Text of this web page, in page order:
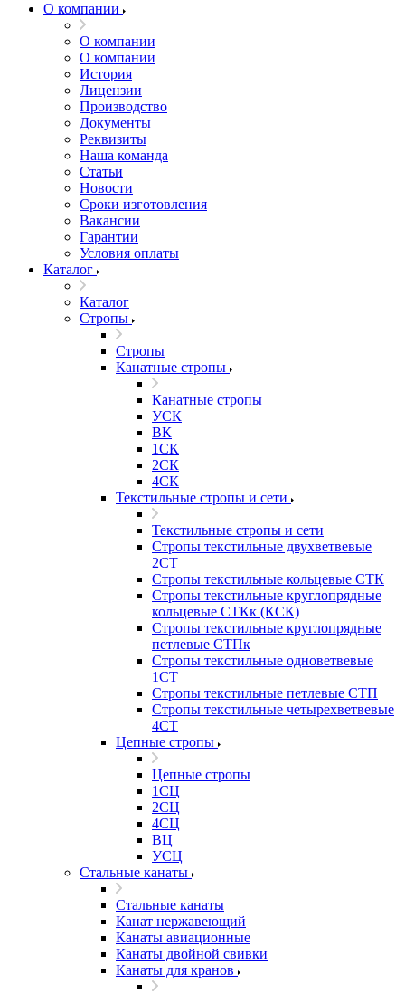
О компании
О компании
О компании
История
Лицензии
Производство
Документы
Реквизиты
Наша команда
Статьи
Новости
Сроки изготовления
Вакансии
Гарантии
Условия оплаты
Каталог
Каталог
Стропы
Стропы
Канатные стропы
Канатные стропы
УСК
ВК
1СК
2СК
4СК
Текстильные стропы и сети
Текстильные стропы и сети
Стропы текстильные двухветвевые
2СТ
Стропы текстильные кольцевые СТК
Стропы текстильные круглопрядные
кольцевые СТКк (КСК)
Стропы текстильные круглопрядные
петлевые СТПк
Стропы текстильные одноветвевые
1СТ
Стропы текстильные петлевые СТП
Стропы текстильные четырехветвевые
4СТ
Цепные стропы
Цепные стропы
1СЦ
2СЦ
4СЦ
ВЦ
УСЦ
Стальные канаты
Стальные канаты
Канат нержавеющий
Канаты авиационные
Канаты двойной свивки
Канаты для кранов